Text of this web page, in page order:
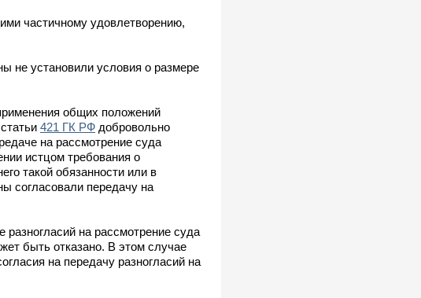
частичному удовлетворению,
не установили условия о размере
общих положений
421 ГК РФ добровольно
на рассмотрение суда
истцом требования о
такой обязанности или в
согласовали передачу на
разногласий на рассмотрение суда
быть отказано. В этом случае
на передачу разногласий на